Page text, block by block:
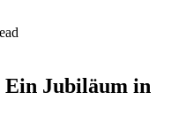
Ein Jubiläum in